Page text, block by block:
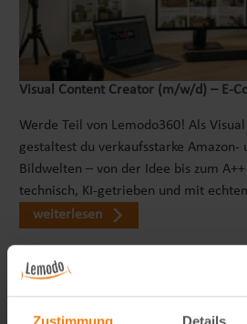
Zustimmung Details
Visual Content Creator (m/w/d) – E-
Werde Teil von Lemodo360! Als
gestaltest du verkaufsstarke Amazon-
Bildwelten – von der Idee bis zum
technisch, KI-getrieben und mit
weiterlesen